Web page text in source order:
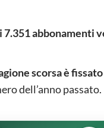
7.351 abbonamenti
scorsa è
dell’anno passato.